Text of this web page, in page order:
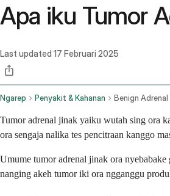
Apa iku Tumor
Last updated 17 Februari 2025
Ngarep Penyakit & Kahanan Benign
Tumor adrenal jinak yaiku wutah sing ora
ora sengaja nalika tes pencitraan kanggo
Umume tumor adrenal jinak ora nyebabake
nanging akeh tumor iki ora ngganggu